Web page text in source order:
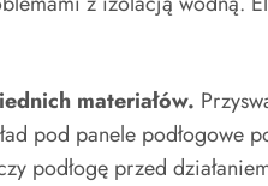
materiałów.
pod panele podłogowe
podłogę przed